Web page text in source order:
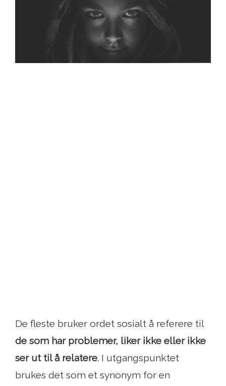
De fleste bruker ordet sosialt å referere til
de som har problemer, liker ikke eller ikke
ser ut til å relatere. I utgangspunktet
brukes det som et synonym for en